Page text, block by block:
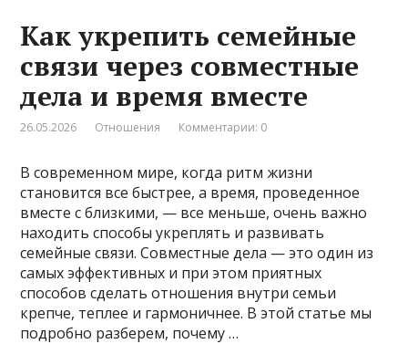
Как укрепить семейные
связи через совместные
дела и время вместе
26.05.2026 Отношения Комментарии: 0
В современном мире, когда ритм жизни
становится все быстрее, а время, проведенное
вместе с близкими, — все меньше, очень важно
находить способы укреплять и развивать
семейные связи. Совместные дела — это один из
самых эффективных и при этом приятных
способов сделать отношения внутри семьи
крепче, теплее и гармоничнее. В этой статье мы
подробно разберем, почему …